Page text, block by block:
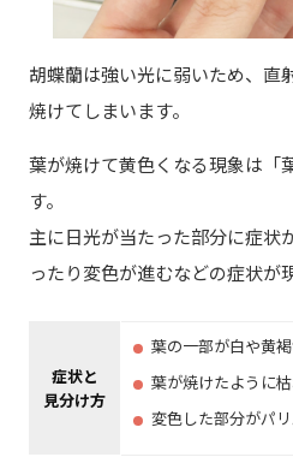
胡蝶蘭は強い光に弱いため、直
焼けてしまいます。
葉が焼けて黄色くなる現象は「
す。
主に日光が当たった部分に症状
ったり変色が進むなどの症状が
症状と
見分け方
葉の一部が白や黄
葉が焼けたように
変色した部分がパ